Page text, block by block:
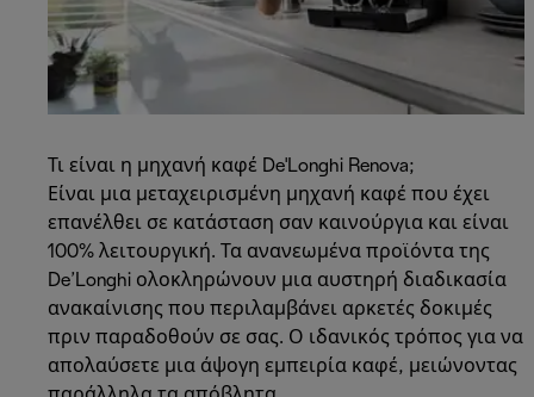
Τι είναι η μηχανή καφέ De'Longhi Renova;
Είναι μια μεταχειρισμένη μηχανή καφέ που έχει
επανέλθει σε κατάσταση σαν καινούργια και είναι
100% λειτουργική. Τα ανανεωμένα προϊόντα της
De’Longhi ολοκληρώνουν μια αυστηρή διαδικασία
ανακαίνισης που περιλαμβάνει αρκετές δοκιμές
πριν παραδοθούν σε σας. Ο ιδανικός τρόπος για να
απολαύσετε μια άψογη εμπειρία καφέ, μειώνοντας